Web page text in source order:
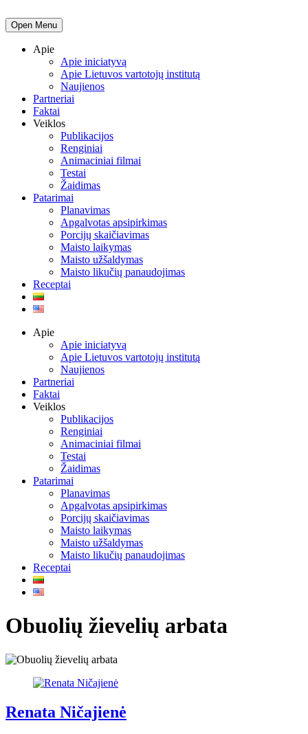
Open Menu
Apie
Apie iniciatyvą
Apie Lietuvos vartotojų institutą
Naujienos
Partneriai
Faktai
Veiklos
Publikacijos
Renginiai
Animaciniai filmai
Testai
Žaidimas
Patarimai
Planavimas
Apgalvotas apsipirkimas
Porcijų skaičiavimas
Maisto laikymas
Maisto užšaldymas
Maisto likučių panaudojimas
Receptai
Apie
Apie iniciatyvą
Apie Lietuvos vartotojų institutą
Naujienos
Partneriai
Faktai
Veiklos
Publikacijos
Renginiai
Animaciniai filmai
Testai
Žaidimas
Patarimai
Planavimas
Apgalvotas apsipirkimas
Porcijų skaičiavimas
Maisto laikymas
Maisto užšaldymas
Maisto likučių panaudojimas
Receptai
Obuolių žievelių arbata
Renata Ničajienė